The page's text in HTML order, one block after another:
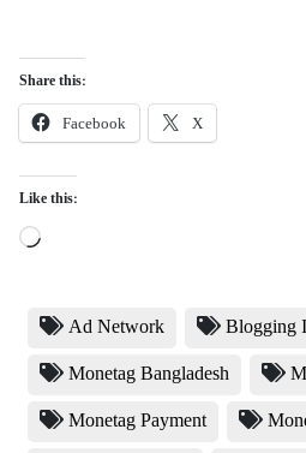
Share this:
Facebook X
Like this:
Loading…
Ad Network Blogging
Monetag Bangladesh
Monetag Payment